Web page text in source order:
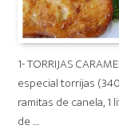
1- TORRIJAS
especial torrijas
ramitas de canela,
de …